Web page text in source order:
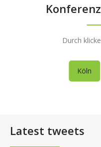
Durch
Köln
Latest tweets